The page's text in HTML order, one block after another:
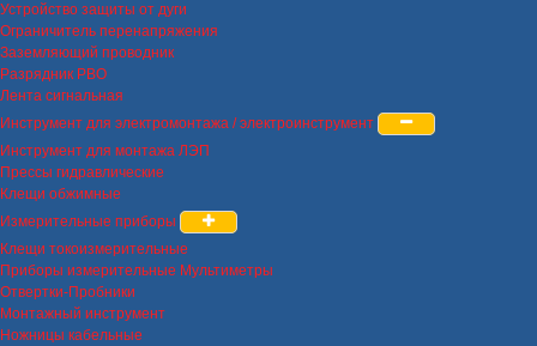
Устройство защиты от дуги
Ограничитель перенапряжения
Заземляющий проводник
Разрядник РВО
Лента сигнальная
Инструмент для электромонтажа / электроинструмент
Инструмент для монтажа ЛЭП
Прессы гидравлические
Клещи обжимные
Измерительные приборы
Клещи токоизмерительные
Приборы измерительные Мультиметры
Отвертки-Пробники
Монтажный инструмент
Ножницы кабельные